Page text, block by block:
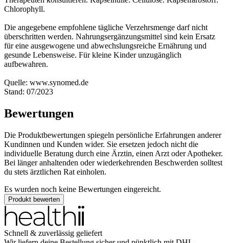
Chlorophyll.
Die angegebene empfohlene tägliche Verzehrsmenge darf nicht
überschritten werden. Nahrungsergänzungsmittel sind kein Ersatz
für eine ausgewogene und abwechslungsreiche Ernährung und
gesunde Lebensweise. Für kleine Kinder unzugänglich
aufbewahren.
Quelle: www.synomed.de
Stand: 07/2023
Bewertungen
Die Produktbewertungen spiegeln persönliche Erfahrungen anderer
Kundinnen und Kunden wider. Sie ersetzen jedoch nicht die
individuelle Beratung durch eine Ärztin, einen Arzt oder Apotheker.
Bei länger anhaltenden oder wiederkehrenden Beschwerden solltest
du stets ärztlichen Rat einholen.
Es wurden noch keine Bewertungen eingereicht.
Produkt bewerten
Schnell & zuverlässig geliefert